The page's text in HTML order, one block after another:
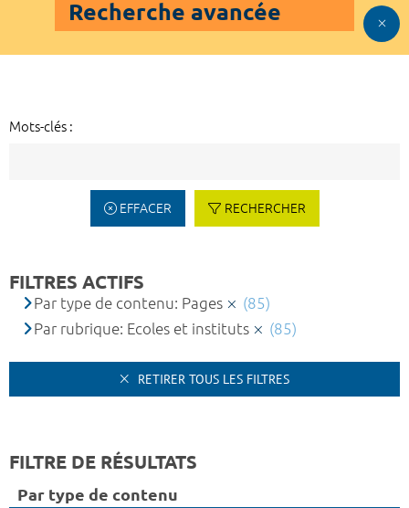
Recherche avancée
Mots-clés :
EFFACER RECHERCHER
FILTRES ACTIFS
Par type de contenu: Pages
(85)
Par rubrique: Ecoles et instituts
(85)
RETIRER TOUS LES FILTRES
FILTRE DE RÉSULTATS
Par type de contenu